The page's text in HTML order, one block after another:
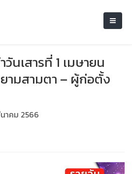
นเสารที่ 1 เมษายน
ามสามตา – ผู้ก่อตั้ง
าคม 2566